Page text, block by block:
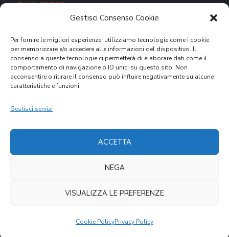
Gestisci Consenso Cookie
Per fornire le migliori esperienze, utilizziamo tecnologie come i cookie
per memorizzare e/o accedere alle informazioni del dispositivo. Il
consenso a queste tecnologie ci permetterà di elaborare dati come il
comportamento di navigazione o ID unici su questo sito. Non
acconsentire o ritirare il consenso può influire negativamente su alcune
caratteristiche e funzioni.
Gestisci servizi
ACCETTA
NEGA
VISUALIZZA LE PREFERENZE
Cookie PolicyPrivacy Policy
NEWSLETTER
Mondo. All Rights Reserved.